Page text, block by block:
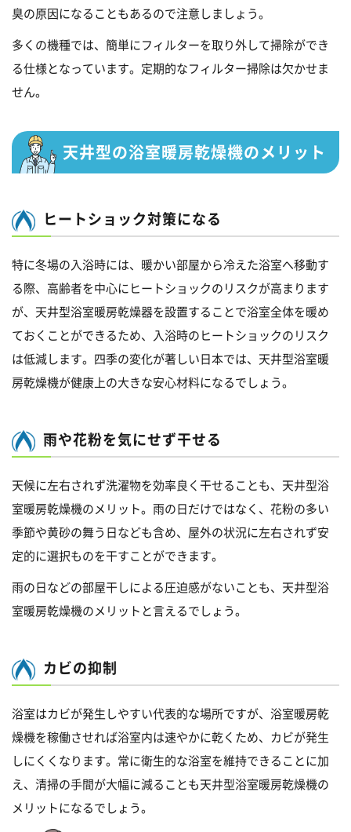
臭の原因になることもあるので注意しましょう。
多くの機種では、簡単にフィルターを取り外して掃除ができ
る仕様となっています。定期的なフィルター掃除は欠かせま
せん。
天井型の浴室暖房乾燥機のメリット
ヒートショック対策になる
特に冬場の入浴時には、暖かい部屋から冷えた浴室へ移動す
る際、高齢者を中心にヒートショックのリスクが高まります
が、天井型浴室暖房乾燥器を設置することで浴室全体を暖め
ておくことができるため、入浴時のヒートショックのリスク
は低減します。四季の変化が著しい日本では、天井型浴室暖
房乾燥機が健康上の大きな安心材料になるでしょう。
雨や花粉を気にせず干せる
天候に左右されず洗濯物を効率良く干せることも、天井型浴
室暖房乾燥機のメリット。雨の日だけではなく、花粉の多い
季節や黄砂の舞う日なども含め、屋外の状況に左右されず安
定的に選択ものを干すことができます。
雨の日などの部屋干しによる圧迫感がないことも、天井型浴
室暖房乾燥機のメリットと言えるでしょう。
カビの抑制
浴室はカビが発生しやすい代表的な場所ですが、浴室暖房乾
燥機を稼働させれば浴室内は速やかに乾くため、カビが発生
しにくくなります。常に衛生的な浴室を維持できることに加
え、清掃の手間が大幅に減ることも天井型浴室暖房乾燥機の
メリットになるでしょう。